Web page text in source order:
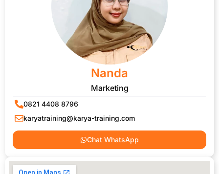
Nanda
Marketing
0821 4408 8796
karyatraining@karya-training.com
Chat WhatsApp